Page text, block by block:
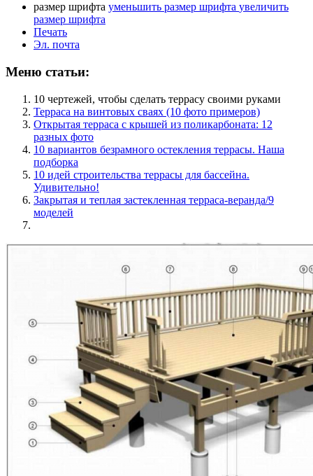
размер шрифта уменьшить размер шрифта увеличить
размер шрифта
Печать
Эл. почта
Меню статьи:
10 чертежей, чтобы сделать террасу своими руками
Терраса на винтовых сваях (10 фото примеров)
Открытая терраса с крышей из поликарбоната: 12
разных фото
10 вариантов безрамного остекления террасы. Наша
подборка
10 идей строительства террасы для бассейна.
Удивительно!
Закрытая и теплая застекленная терраса-веранда/9
моделей